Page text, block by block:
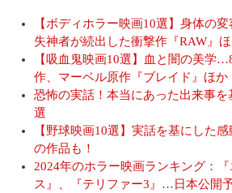
【ボディホラー映画10選】身体の
失神者が続出した衝撃作『RAW』
【吸血鬼映画10選】血と闇の美学
作、マーベル原作『ブレイド』ほか
恐怖の実話！本当にあった出来事を
選
【野球映画10選】実話を基にした
の作品も！
2024年のホラー映画ランキング：
ス』、『テリファー3』…日本公開